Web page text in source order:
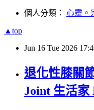
個人分類： 心靈。
▲top
Jun 16 Tue 2026
退化性膝關
Joint 生活家